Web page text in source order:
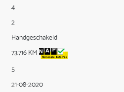
4
2
Handgeschakeld
73.716 KM
5
21-08-2020